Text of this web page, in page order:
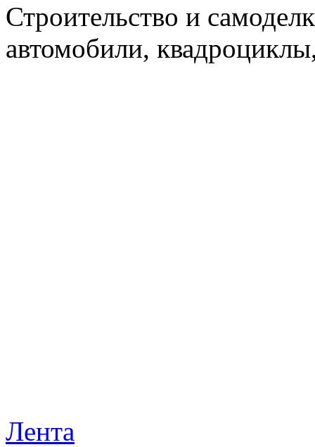
Строительство и
автомобили,
Лента